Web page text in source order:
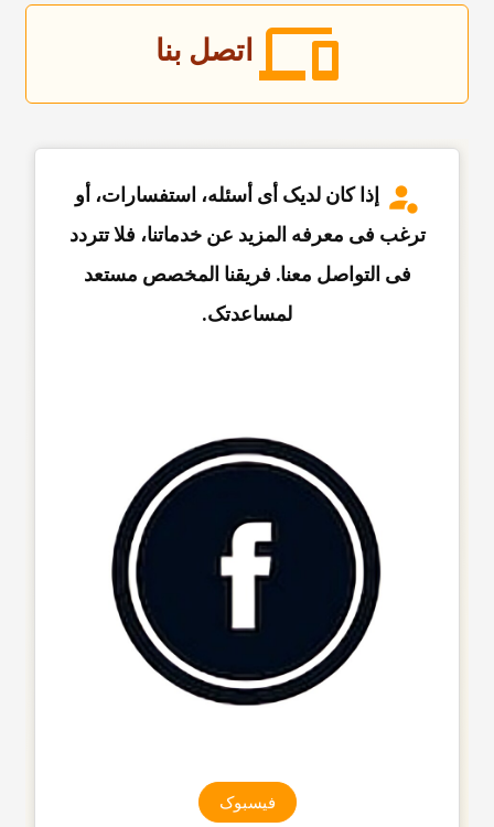
اتصل بنا
إذا کان لدیک أی أسئله، استفسارات، أو
ترغب فی معرفه المزید عن خدماتنا، فلا تتردد
فی التواصل معنا. فریقنا المخصص مستعد
لمساعدتک.
فیسبوک